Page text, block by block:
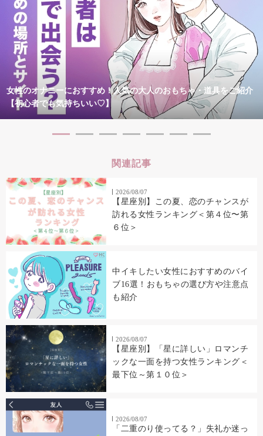
女性のオナニーにおすすめ！人気の大人のおもちゃ・道具をご紹介
【初心者でも気持ちいい♡】
関連記事
2026/08/07
【星座別】この夏、恋のチャンスが
訪れる女性ランキング＜第４位〜第
６位＞
中イキしたい女性におすすめのバイ
ブ16選！おもちゃの選び方や注意点
も紹介
2026/08/07
【星座別】「星に詳しい」ロマンチ
ックな一面を持つ女性ランキング＜
最下位～第１０位＞
2026/08/07
「二重のり使ってる？」失礼か迷っ